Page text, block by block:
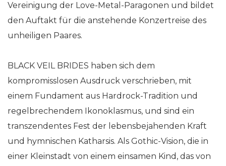
Vereinigung der Love-Metal-Paragonen und bildet
den Auftakt für die anstehende Konzertreise des
unheiligen Paares.
BLACK VEIL BRIDES haben sich dem
kompromisslosen Ausdruck verschrieben, mit
einem Fundament aus Hardrock-Tradition und
regelbrechendem Ikonoklasmus, und sind ein
transzendentes Fest der lebensbejahenden Kraft
und hymnischen Katharsis. Als Gothic-Vision, die in
einer Kleinstadt von einem einsamen Kind, das von